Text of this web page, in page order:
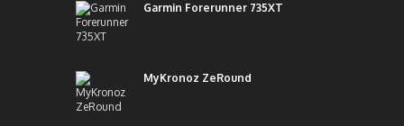
Garmin Forerunner 735XT
MyKronoz ZeRound